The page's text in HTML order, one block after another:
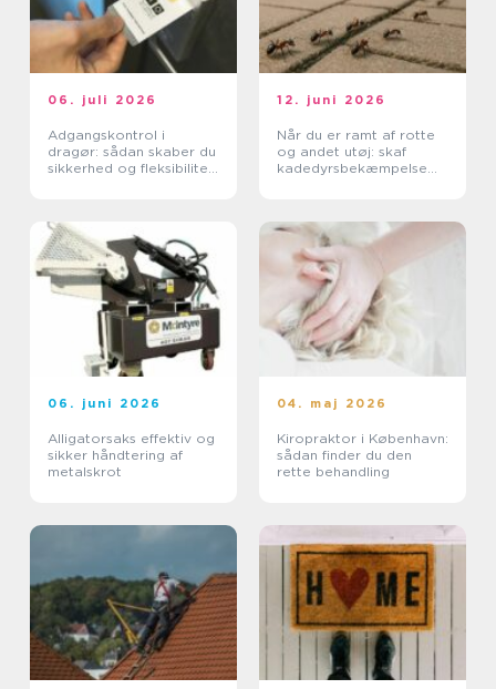
06. juli 2026
Adgangskontrol i
dragør: sådan skaber du
sikkerhed og fleksibilitet
12. juni 2026
Når du er ramt af rotte
og andet utøj: skaf
kadedyrsbekæmpelse
06. juni 2026
Alligatorsaks effektiv og
sikker håndtering af
metalskrot
04. maj 2026
Kiropraktor i København:
sådan finder du den
rette behandling